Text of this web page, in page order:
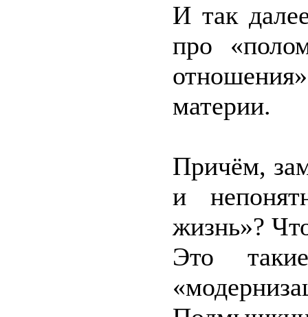
И так
про
материи.
Причём,
и
жизнь»?
Это